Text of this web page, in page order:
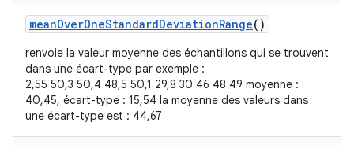
meanOverOneStandardDeviationRange()
renvoie la valeur moyenne des échantillons qui se trouvent
dans une écart-type par exemple :
2,55 50,3 50,4 48,5 50,1 29,8 30 46 48 49 moyenne :
40,45, écart-type : 15,54 la moyenne des valeurs dans
une écart-type est : 44,67